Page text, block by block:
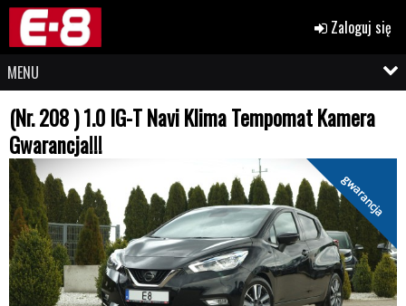
Zaloguj się
MENU
(Nr. 208 ) 1.0 IG-T Navi Klima Tempomat Kamera
Gwarancja!!!
gwarancja